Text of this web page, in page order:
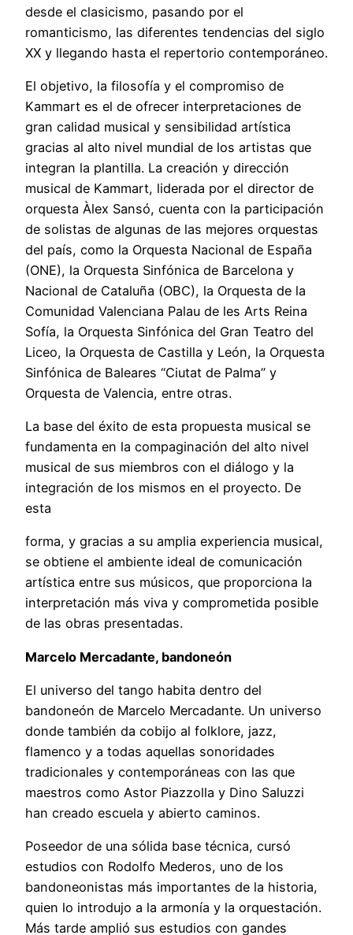
desde el clasicismo, pasando por el
romanticismo, las diferentes tendencias del siglo
XX y llegando hasta el repertorio contemporáneo.
El objetivo, la filosofía y el compromiso de
Kammart es el de ofrecer interpretaciones de
gran calidad musical y sensibilidad artística
gracias al alto nivel mundial de los artistas que
integran la plantilla. La creación y dirección
musical de Kammart, liderada por el director de
orquesta Àlex Sansó, cuenta con la participación
de solistas de algunas de las mejores orquestas
del país, como la Orquesta Nacional de España
(ONE), la Orquesta Sinfónica de Barcelona y
Nacional de Cataluña (OBC), la Orquesta de la
Comunidad Valenciana Palau de les Arts Reina
Sofía, la Orquesta Sinfónica del Gran Teatro del
Liceo, la Orquesta de Castilla y León, la Orquesta
Sinfónica de Baleares “Ciutat de Palma” y
Orquesta de Valencia, entre otras.
La base del éxito de esta propuesta musical se
fundamenta en la compaginación del alto nivel
musical de sus miembros con el diálogo y la
integración de los mismos en el proyecto. De
esta
forma, y gracias a su amplia experiencia musical,
se obtiene el ambiente ideal de comunicación
artística entre sus músicos, que proporciona la
interpretación más viva y comprometida posible
de las obras presentadas.
Marcelo Mercadante, bandoneón
El universo del tango habita dentro del
bandoneón de Marcelo Mercadante. Un universo
donde también da cobijo al folklore, jazz,
flamenco y a todas aquellas sonoridades
tradicionales y contemporáneas con las que
maestros como Astor Piazzolla y Dino Saluzzi
han creado escuela y abierto caminos.
Poseedor de una sólida base técnica, cursó
estudios con Rodolfo Mederos, uno de los
bandoneonistas más importantes de la historia,
quien lo introdujo a la armonía y la orquestación.
Más tarde amplió sus estudios con gandes